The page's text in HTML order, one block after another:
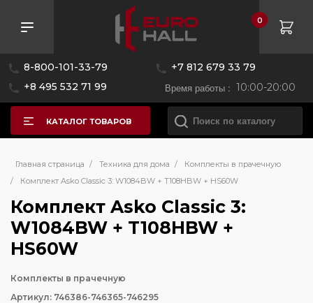
8-800-101-33-79
+7 812 679 33 79
+8 495 532 71 99
Время работы : 10:00-20:00
0
КАТАЛОГ ТОВАРОВ
Главная страница / Техника для дома /
Комплекты в прачечную
/
Комплект Asko Classic 3: W1084BW + T108HBW + HS60W
Комплект Asko Classic 3:
W1084BW + T108HBW +
HS60W
Комплекты в прачечную
Артикул: 746386-746365-746295